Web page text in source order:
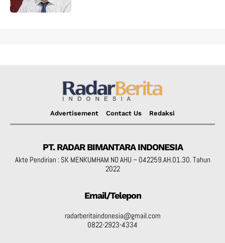
Advertisement Contact Us Redaksi
PT. RADAR BIMANTARA INDONESIA
Akte Pendirian : SK MENKUMHAM NO AHU – 042259.AH.01.30. Tahun
2022
Email/Telepon
radarberitaindonesia@gmail.com
0822-2923-4334